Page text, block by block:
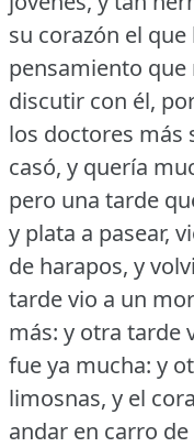
su corazón el
pensamiento
discutir con él,
los doctores más
casó, y quería
pero una tarde
y plata a pasear,
de harapos, y
tarde vio a un
más: y otra tarde
fue ya mucha: y
limosnas, y el
andar en carro